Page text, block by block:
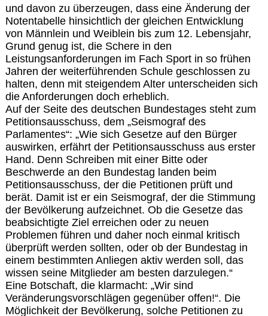
und davon zu überzeugen, dass eine Änderung der
Notentabelle hinsichtlich der gleichen Entwicklung
von Männlein und Weiblein bis zum 12. Lebensjahr,
Grund genug ist, die Schere in den
Leistungsanforderungen im Fach Sport in so frühen
Jahren der weiterführenden Schule geschlossen zu
halten, denn mit steigendem Alter unterscheiden sich
die Anforderungen doch erheblich.
Auf der Seite des deutschen Bundestages steht zum
Petitionsausschuss, dem „Seismograf des
Parlamentes“: „Wie sich Gesetze auf den Bürger
auswirken, erfährt der Petitionsausschuss aus erster
Hand. Denn Schreiben mit einer Bitte oder
Beschwerde an den Bundestag landen beim
Petitionsausschuss, der die Petitionen prüft und
berät. Damit ist er ein Seismograf, der die Stimmung
der Bevölkerung aufzeichnet. Ob die Gesetze das
beabsichtigte Ziel erreichen oder zu neuen
Problemen führen und daher noch einmal kritisch
überprüft werden sollten, oder ob der Bundestag in
einem bestimmten Anliegen aktiv werden soll, das
wissen seine Mitglieder am besten darzulegen.“
Eine Botschaft, die klarmacht: „Wir sind
Veränderungsvorschlägen gegenüber offen!“. Die
Möglichkeit der Bevölkerung, solche Petitionen zu